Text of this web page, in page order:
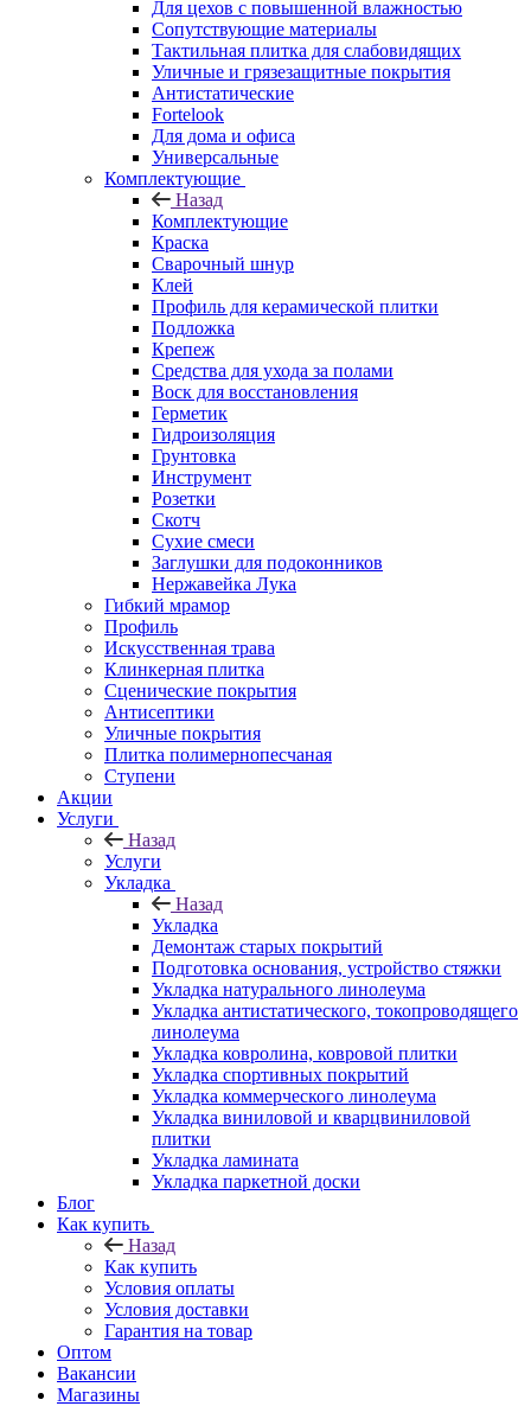
Для цехов с повышенной влажностью
Сопутствующие материалы
Тактильная плитка для слабовидящих
Уличные и грязезащитные покрытия
Антистатические
Fortelook
Для дома и офиса
Универсальные
Комплектующие
Назад
Комплектующие
Краска
Сварочный шнур
Клей
Профиль для керамической плитки
Подложка
Крепеж
Средства для ухода за полами
Воск для восстановления
Герметик
Гидроизоляция
Грунтовка
Инструмент
Розетки
Скотч
Сухие смеси
Заглушки для подоконников
Нержавейка Лука
Гибкий мрамор
Профиль
Искусственная трава
Клинкерная плитка
Сценические покрытия
Антисептики
Уличные покрытия
Плитка полимернопесчаная
Ступени
Акции
Услуги
Назад
Услуги
Укладка
Назад
Укладка
Демонтаж старых покрытий
Подготовка основания, устройство стяжки
Укладка натурального линолеума
Укладка антистатического, токопроводящего
линолеума
Укладка ковролина, ковровой плитки
Укладка спортивных покрытий
Укладка коммерческого линолеума
Укладка виниловой и кварцвиниловой
плитки
Укладка ламината
Укладка паркетной доски
Блог
Как купить
Назад
Как купить
Условия оплаты
Условия доставки
Гарантия на товар
Оптом
Вакансии
Магазины